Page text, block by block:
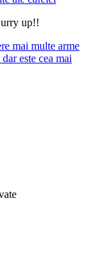
up!!
mai multe arme
este cea mai